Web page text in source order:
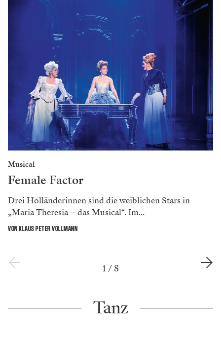
Musical
Female Factor
Drei Holländerinnen sind die weiblichen Stars in
„Maria Theresia – das Musical“. Im...
VON KLAUS PETER VOLLMANN
1 / 8
Tanz